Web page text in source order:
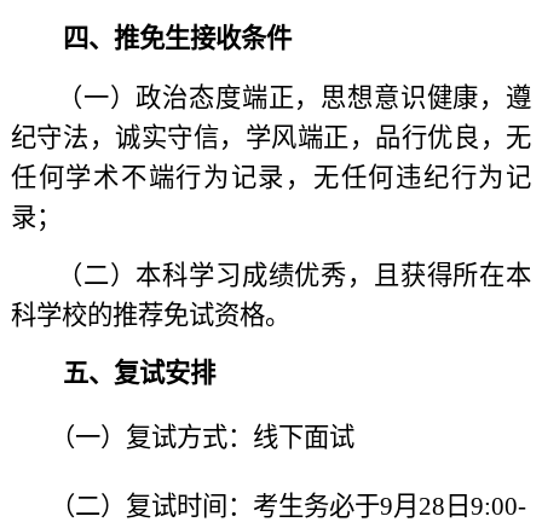
四、推免生接收条件
（一）政治态度端正，思想意识健康，遵
纪守法，诚实守信，学风端正，品行优良，无
任何学术不端行为记录，无任何违纪行为记
录；
（二）本科学习成绩优秀，且获得所在本
科学校的推荐免试资格。
五、复试安排
（一）复试方式：线下面试
（二）复试时间：考生务必于9月28 日9:00-